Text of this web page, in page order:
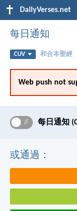
DailyVerses.net
每日通知
CUV 和合本聖經
Web push not
✗ 每日通知
或通過：